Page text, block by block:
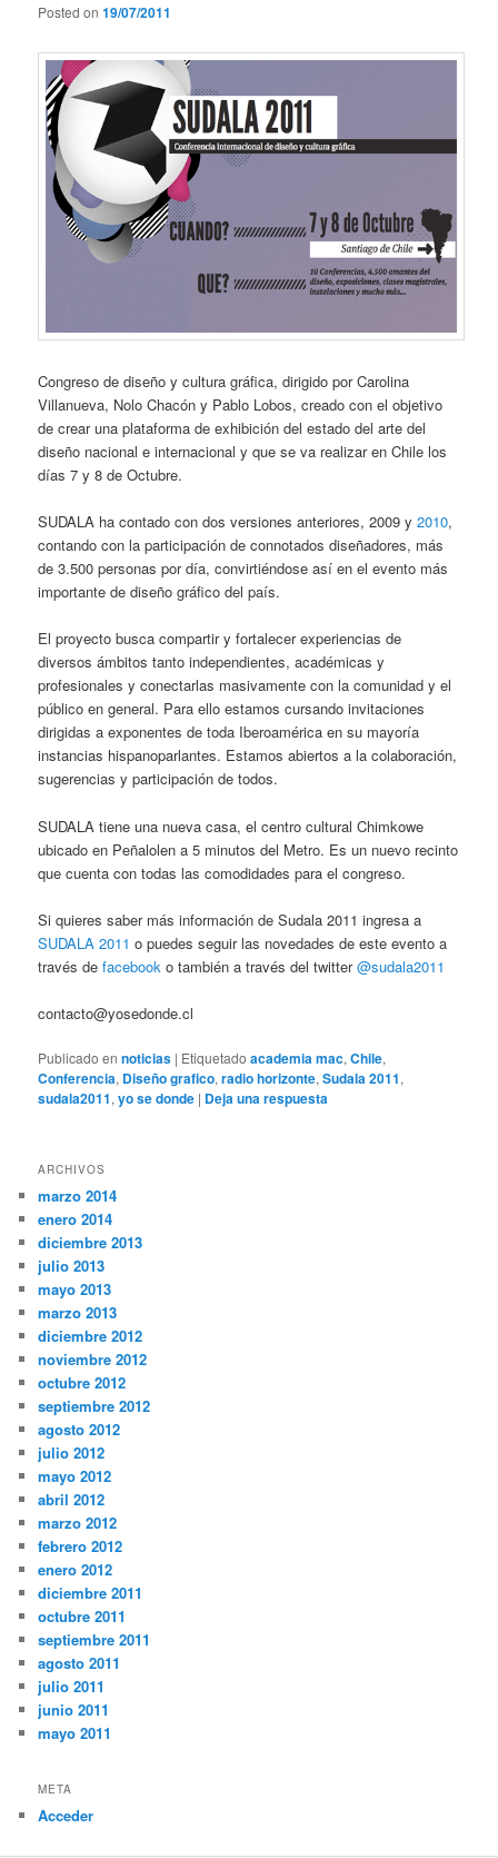
Posted on19/07/2011
Congreso de diseño y cultura gráfica, dirigido por Carolina
Villanueva, Nolo Chacón y Pablo Lobos, creado con el objetivo
de crear una plataforma de exhibición del estado del arte del
diseño nacional e internacional y que se va realizar en Chile los
días 7 y 8 de Octubre.
SUDALA ha contado con dos versiones anteriores, 2009 y2010,
contando con la participación de connotados diseñadores, más
de 3.500 personas por día, convirtiéndose así en el evento más
importante de diseño gráfico del país.
El proyecto busca compartir y fortalecer experiencias de
diversos ámbitos tanto independientes, académicas y
profesionales y conectarlas masivamente con la comunidad y el
público en general. Para ello estamos cursando invitaciones
dirigidas a exponentes de toda Iberoamérica en su mayoría
instancias hispanoparlantes. Estamos abiertos a la colaboración,
sugerencias y participación de todos.
SUDALA tiene una nueva casa, el centro cultural Chimkowe
ubicado en Peñalolen a 5 minutos del Metro. Es un nuevo recinto
que cuenta con todas las comodidades para el congreso.
Si quieres saber más información de Sudala 2011 ingresa a
SUDALA 2011 o puedes seguir las novedades de este evento a
través defacebook o también a través del twitter@sudala2011
contacto@yosedonde.cl
Publicado en noticias | Etiquetado academia mac,Chile,
Conferencia, Diseño grafico,radio horizonte,Sudala 2011,
sudala2011,yo se donde | Deja una respuesta
ARCHIVOS
marzo 2014
enero 2014
diciembre 2013
julio 2013
mayo 2013
marzo 2013
diciembre 2012
noviembre 2012
octubre 2012
septiembre 2012
agosto 2012
julio 2012
mayo 2012
abril 2012
marzo 2012
febrero 2012
enero 2012
diciembre 2011
octubre 2011
septiembre 2011
agosto 2011
julio 2011
junio 2011
mayo 2011
META
Acceder